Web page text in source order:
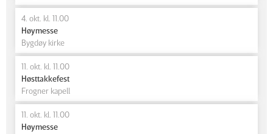
4. okt. kl. 11.00
Høymesse
Bygdøy kirke
11. okt. kl. 11.00
Høsttakkefest
Frogner kapell
11. okt. kl. 11.00
Høymesse